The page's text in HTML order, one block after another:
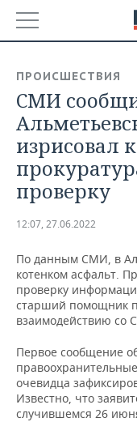
БАШКОРТОСТАН
ТАТАРСТАН
УДМУРТИЯ
НОВОСТИ
АНАЛИТИКА
НОВОСТИ
ДЕКЛАРАЦИИ О
ВУЗЫ
КОМУ
ТОРГОВЫЕ ЦЕНТРЫ
ЭКОНОМИКА
НОВОСТИ
БАНКИ
БЮДЖЕТ
ИНВЕСТИЦИИ
ПРОМЫШЛЕННОСТЬ
АГРОПРОМ
МАШИНОСТРОЕНИЕ
НЕФТЕХИМИЯ
НЕФТЬ
НОВОСТИ
АВТО
НОВОСТИ АВТО
БИЗНЕС
НОВОСТИ
РОЗНИЧНАЯ
ТЕХНОЛОГИИ
НОВОСТИ
МЕРОПРИЯТИЯ
ПРОИСШЕСТВИЯ
СМИ
изрисовал
проверку
12:07, 27.06.2022
По данным СМИ, в
котенком асфальт.
проверку
старший помощник
взаимодействию со
Первое сообщение
очевидца
Известно, что
случившемся 26